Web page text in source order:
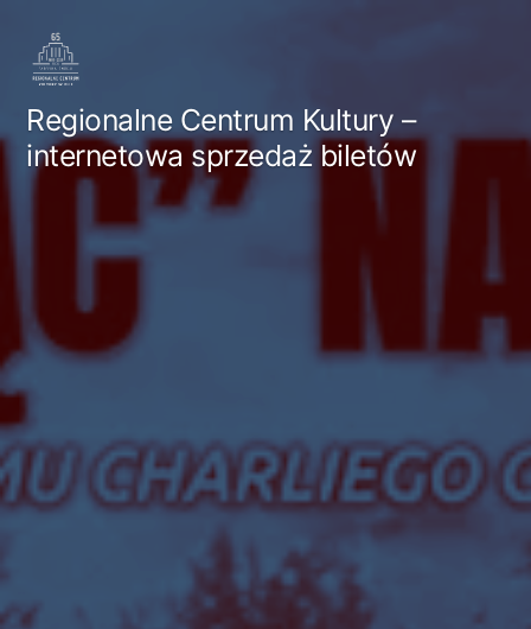
treściRegionalne Centrum Kultury –
internetowa sprzedaż biletów